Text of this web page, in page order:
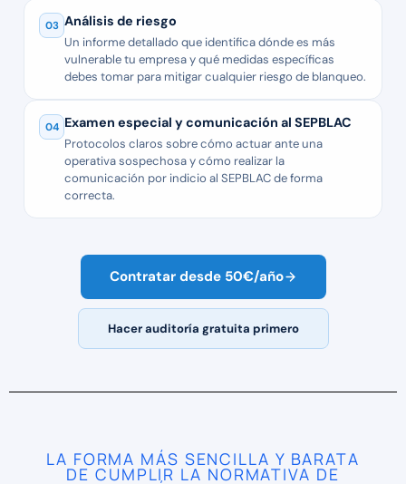
03 Análisis de riesgo
Un informe detallado que identifica dónde es más
vulnerable tu empresa y qué medidas específicas
debes tomar para mitigar cualquier riesgo de blanqueo.
04 Examen especial y comunicación al SEPBLAC
Protocolos claros sobre cómo actuar ante una
operativa sospechosa y cómo realizar la
comunicación por indicio al SEPBLAC de forma
correcta.
Contratar desde 50€/año
Hacer auditoría gratuita primero
LA FORMA MÁS SENCILLA Y BARATA
DE CUMPLIR LA NORMATIVA DE